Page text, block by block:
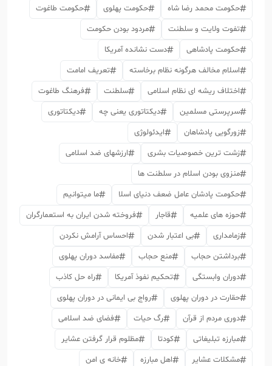
حکومت محمد رضا شاه
حکومت پهلوی
حکومت طاغوت
تفوت ولایت و سلطنت
مردود بودن حکومت
حکومت پادشاهی
دست نشانده آمریکا
اسلام مخالف هرگونه نظام برخاسته
تعریف امامت
اختلاف ریشه ای نظام اسلامی
سلطنت
فرهنگ طاغوت
سرپرستی مسلمین
دیکتاتوری یعنی چه
دیکتاتوری
زورگویی پادشاهان
ایدئولوژی
زشت ترین خصوصیات بشری
ارزشهای ضد اسلامی
منزوی بودن اسلام در سلطنت ها
حکومت پادشان عامل ضعف دنیای اسلا
ما میتوانیم
حوزه های علمیه
قاجار
فروخته شدن ایران به استعمارگران
زمامداری
بی اعتبار شدن
احساس آرامش نکردن
برداشتن حجاب
منع حجاب
مفاسد دوران پهلوی
دوران وابستگی
تحکیم نفوذ آمریکا
راه حل کاذب
حقارت در دوران پهلوی
رواج بی ایمانی در دوران پهلوی
دوری مردم از قرآن
رگ حیات
فضای ضد اسلامی
مبارزه تبلیغاتی
کودتا
مظلوم قرار گرفتن عشایر
مشکلات عشایر
اهل مبارزه
خانه ی امن